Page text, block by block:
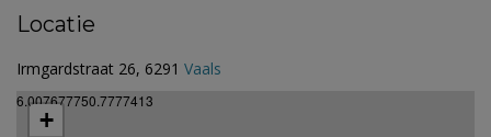
Locatie
Irmgardstraat 26, 6291 Vaals
6.007677750.7777413
+